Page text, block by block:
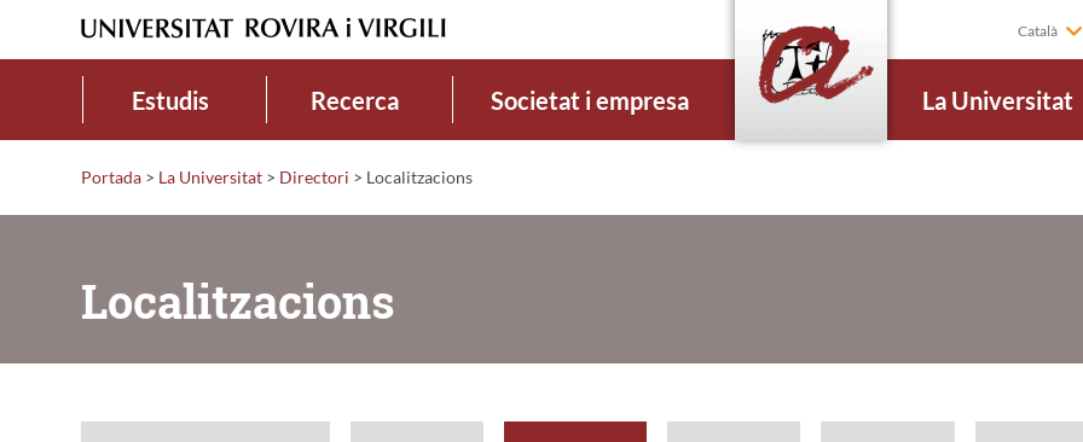
Català
Estudis Recerca Societat i empresa La Universitat
Portada > La Universitat > Directori > Localitzacions
Localitzacions